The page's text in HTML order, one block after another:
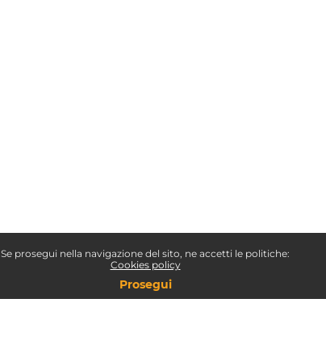
Se prosegui nella navigazione del sito, ne accetti le politiche:
Cookies policy
Prosegui